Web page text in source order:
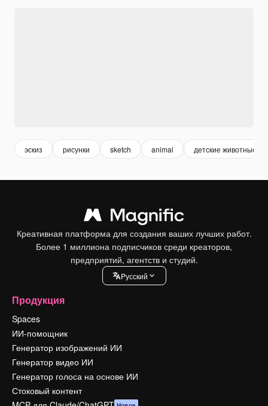
эскиз рисунки sketch animal детские животные
Креативная платформа для создания ваших лучших работ.
Более 1 миллиона подписчиков среди креаторов,
предприятий, агентств и студий.
Pусский
Продукция
Spaces
ИИ-помощник
Генератор изображений ИИ
Генератор видео ИИ
Генератор голоса на основе ИИ
Стоковый контент